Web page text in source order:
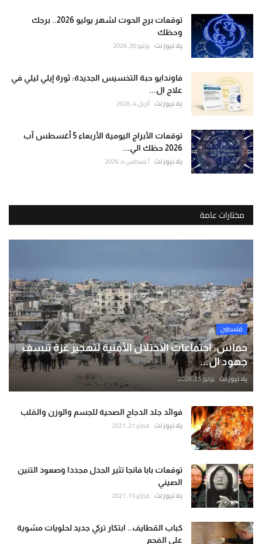
توقعات برج الحوت لشهر يوليو 2026.. برجك
وحظك
يلا نيوز نت يونيو 30, 2026
فاوندايو حبة التخسيس الجديدة: ثورة إيلي ليلي في
علاج ال...
يلا نيوز نت أبريل 4, 2026
توقعات الأبراج اليومية الأربعاء 5 أغسطس آب
2026 حظك الي...
يلا نيوز نت أغسطس 4, 2026
مختارات عامة
فلسطين
حماس: اجتماعات الاحتلال الأمنية لتهجير غزة تنسف
جهود ال...
يلا نيوز نت يونيو 25, 2026
فوائد جلد الدجاج الصحية للجسم والوزن والقلب
يلا نيوز نت فبراير 21, 2021
توقعات بابا فانجا تثير الجدل مجددا وصعود التنين
الصيني
يلا نيوز نت فبراير 13, 2021
كباب القطايف.. ابتكار تركي جديد لحلويات مشوية
على الفحم